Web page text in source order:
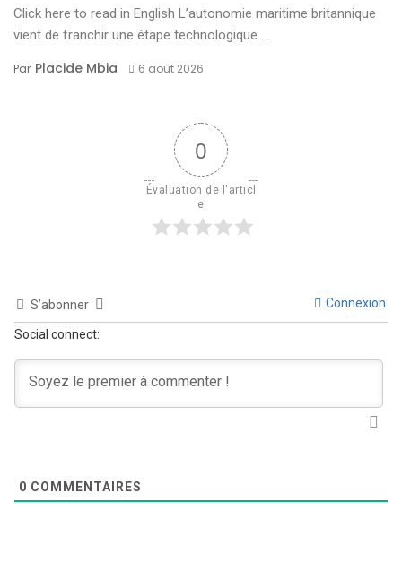
Click here to read in English L’autonomie maritime britannique
vient de franchir une étape technologique ...
Par Placide Mbia 6 août 2026
0
Évaluation de l'articl
e
S’abonner Connexion
Social connect:
0 COMMENTAIRES